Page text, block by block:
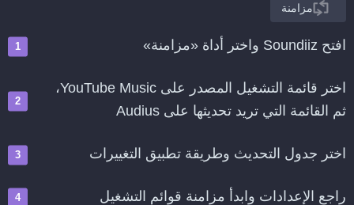
مزامنة
افتح Soundiiz واختر أداة «مزامنة»
اختر قائمة التشغيل المصدر على YouTube Music،
ثم القائمة التي تريد تحديثها على Audius
اختر جدول التحديث وطريقة تطبيق التغييرات
راجع الإعدادات وابدأ مزامنة قوائم التشغيل